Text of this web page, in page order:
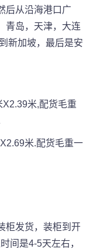
后从沿海港口广
青岛，天津，大连
新加坡，最后是安
米,配货毛重
米.配货毛重一
柜发货，装柜到开
间是4-5天左右，